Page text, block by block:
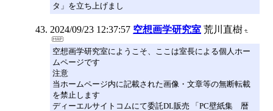
タ」を立ち上げまし
2024/09/23 12:37:57 空想画学研究室 荒川直樹
空想画学研究室にようこそ、ここは室長による個人ホー
ムページです
注意
当ホームページ内に記載された画像・文章等の無断転載
を禁止します
ディーエルサイトコムにて委託DL販売 「PC壁紙集 暦